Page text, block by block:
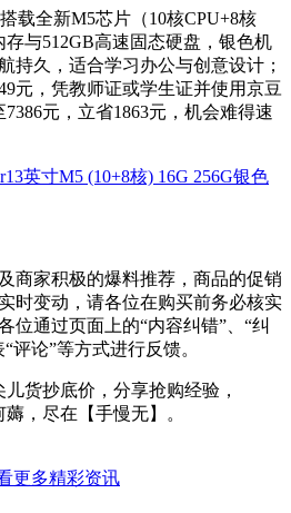
载全新M5芯片（10核CPU+8核
与512GB高速固态硬盘，银色机
持久，适合学习办公与创意设计；
元，凭教师证或学生证并使用京豆
元，立省1863元，机会难得速
英寸M5 (10+8核) 16G 256G银色
商家积极的爆料推荐，商品的促销
时变动，请各位在购买前务必核实
位通过页面上的“内容纠错”、“纠
评论”等方式进行反馈。
货抄底价，分享抢购经验，
，尽在【手慢无】。
更多精彩资讯